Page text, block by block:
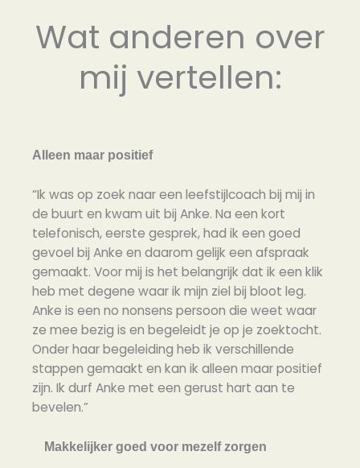
Wat anderen over
mij vertellen:
Alleen maar positief
“Ik was op zoek naar een leefstijlcoach bij mij in
de buurt en kwam uit bij Anke. Na een kort
telefonisch, eerste gesprek, had ik een goed
gevoel bij Anke en daarom gelijk een afspraak
gemaakt. Voor mij is het belangrijk dat ik een klik
heb met degene waar ik mijn ziel bij bloot leg.
Anke is een no nonsens persoon die weet waar
ze mee bezig is en begeleidt je op je zoektocht.
Onder haar begeleiding heb ik verschillende
stappen gemaakt en kan ik alleen maar positief
zijn. Ik durf Anke met een gerust hart aan te
bevelen.”
Makkelijker goed voor mezelf zorgen